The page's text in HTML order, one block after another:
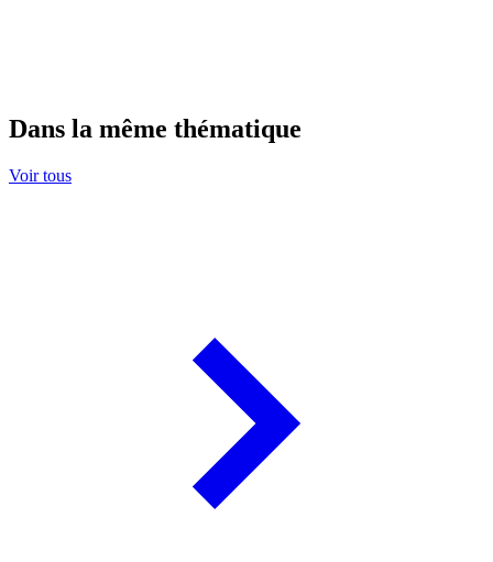
Dans la même thématique
Voir tous